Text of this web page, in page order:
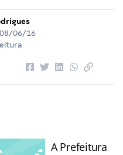
08/06/16
A Prefeitura